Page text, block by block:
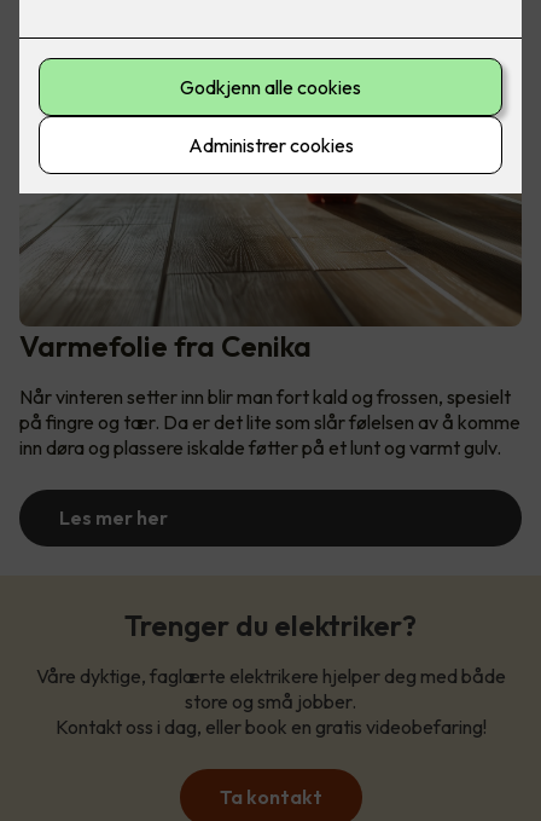
Varmefolie fra Cenika
Når vinteren setter inn blir man fort kald og frossen, spesielt
på fingre og tær. Da er det lite som slår følelsen av å komme
inn døra og plassere iskalde føtter på et lunt og varmt gulv.
Les mer her
Trenger du elektriker?
Våre dyktige, faglærte elektrikere hjelper deg med både
store og små jobber.
Kontakt oss i dag, eller book en gratis videobefaring!
Ta kontakt